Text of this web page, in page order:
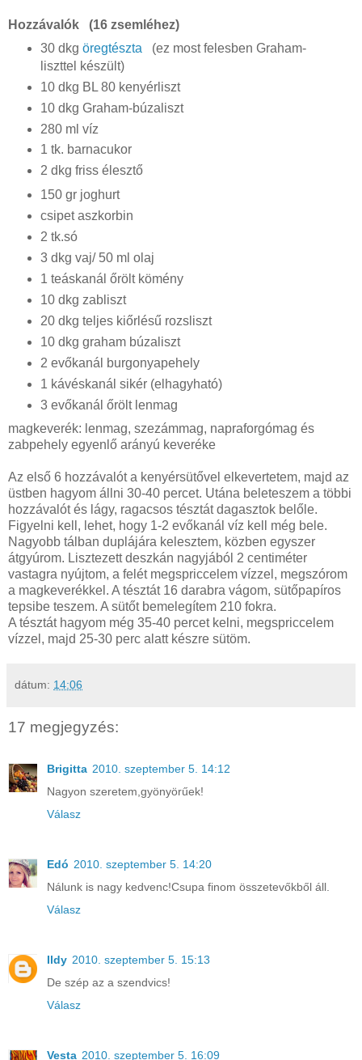
Hozzávalók (16 zsemléhez)
30 dkg öregtészta (ez most felesben Graham-
liszttel készült)
10 dkg BL 80 kenyérliszt
10 dkg Graham-búzaliszt
280 ml víz
1 tk. barnacukor
2 dkg friss élesztő
150 gr joghurt
csipet aszkorbin
2 tk.só
3 dkg vaj/ 50 ml olaj
1 teáskanál őrölt kömény
10 dkg zabliszt
20 dkg teljes kiőrlésű rozsliszt
10 dkg graham búzaliszt
2 evőkanál burgonyapehely
1 kávéskanál sikér (elhagyható)
3 evőkanál őrölt lenmag
magkeverék: lenmag, szezámmag, napraforgómag és
zabpehely egyenlő arányú keveréke
Az első 6 hozzávalót a kenyérsütővel elkevertetem, majd az
üstben hagyom állni 30-40 percet. Utána beleteszem a többi
hozzávalót és lágy, ragacsos tésztát dagasztok belőle.
Figyelni kell, lehet, hogy 1-2 evőkanál víz kell még bele.
Nagyobb tálban duplájára kelesztem, közben egyszer
átgyúrom. Lisztezett deszkán nagyjából 2 centiméter
vastagra nyújtom, a felét megspriccelem vízzel, megszórom
a magkeverékkel. A tésztát 16 darabra vágom, sütőpapíros
tepsibe teszem. A sütőt bemelegítem 210 fokra.
A tésztát hagyom még 35-40 percet kelni, megspriccelem
vízzel, majd 25-30 perc alatt készre sütöm.
dátum: 14:06
17 megjegyzés:
Brigitta 2010. szeptember 5. 14:12
Nagyon szeretem,gyönyörűek!
Válasz
Edó 2010. szeptember 5. 14:20
Nálunk is nagy kedvenc!Csupa finom összetevőkből áll.
Válasz
Ildy 2010. szeptember 5. 15:13
De szép az a szendvics!
Válasz
Vesta 2010. szeptember 5. 16:09